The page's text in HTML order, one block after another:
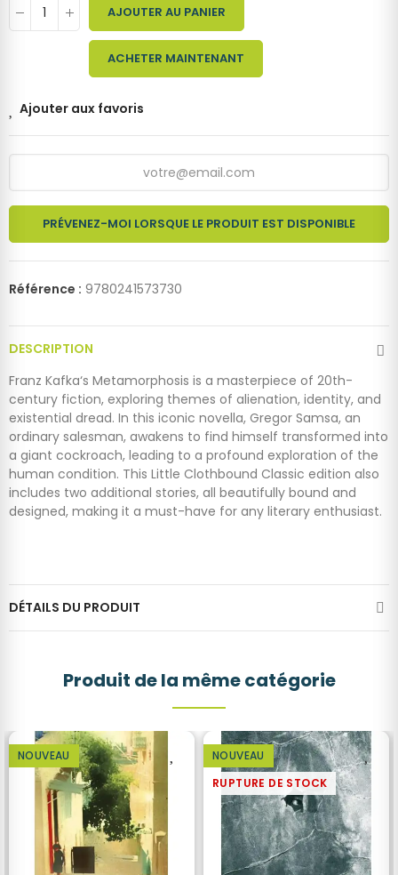
AJOUTER AU PANIER
ACHETER MAINTENANT
Ajouter aux favoris
PRÉVENEZ-MOI LORSQUE LE PRODUIT EST DISPONIBLE
Référence : 9780241573730
DESCRIPTION
Franz Kafka‘s Metamorphosis is a masterpiece of 20th-
century fiction, exploring themes of alienation, identity, and
existential dread. In this iconic novella, Gregor Samsa, an
ordinary salesman, awakens to find himself transformed into
a giant cockroach, leading to a profound exploration of the
human condition. This Little Clothbound Classic edition also
includes two additional stories, all beautifully bound and
designed, making it a must-have for any literary enthusiast.
DÉTAILS DU PRODUIT
Produit de la même catégorie
NOUVEAU
NOUVEAU
RUPTURE DE STOCK